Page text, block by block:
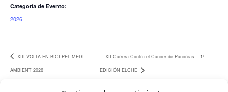
Categoría de Evento:
2026
XIII VOLTA EN BICI PEL MEDI
AMBIENT 2026
XII Carrera Contra el Cáncer de Pancreas – 1ª
EDICIÓN ELCHE